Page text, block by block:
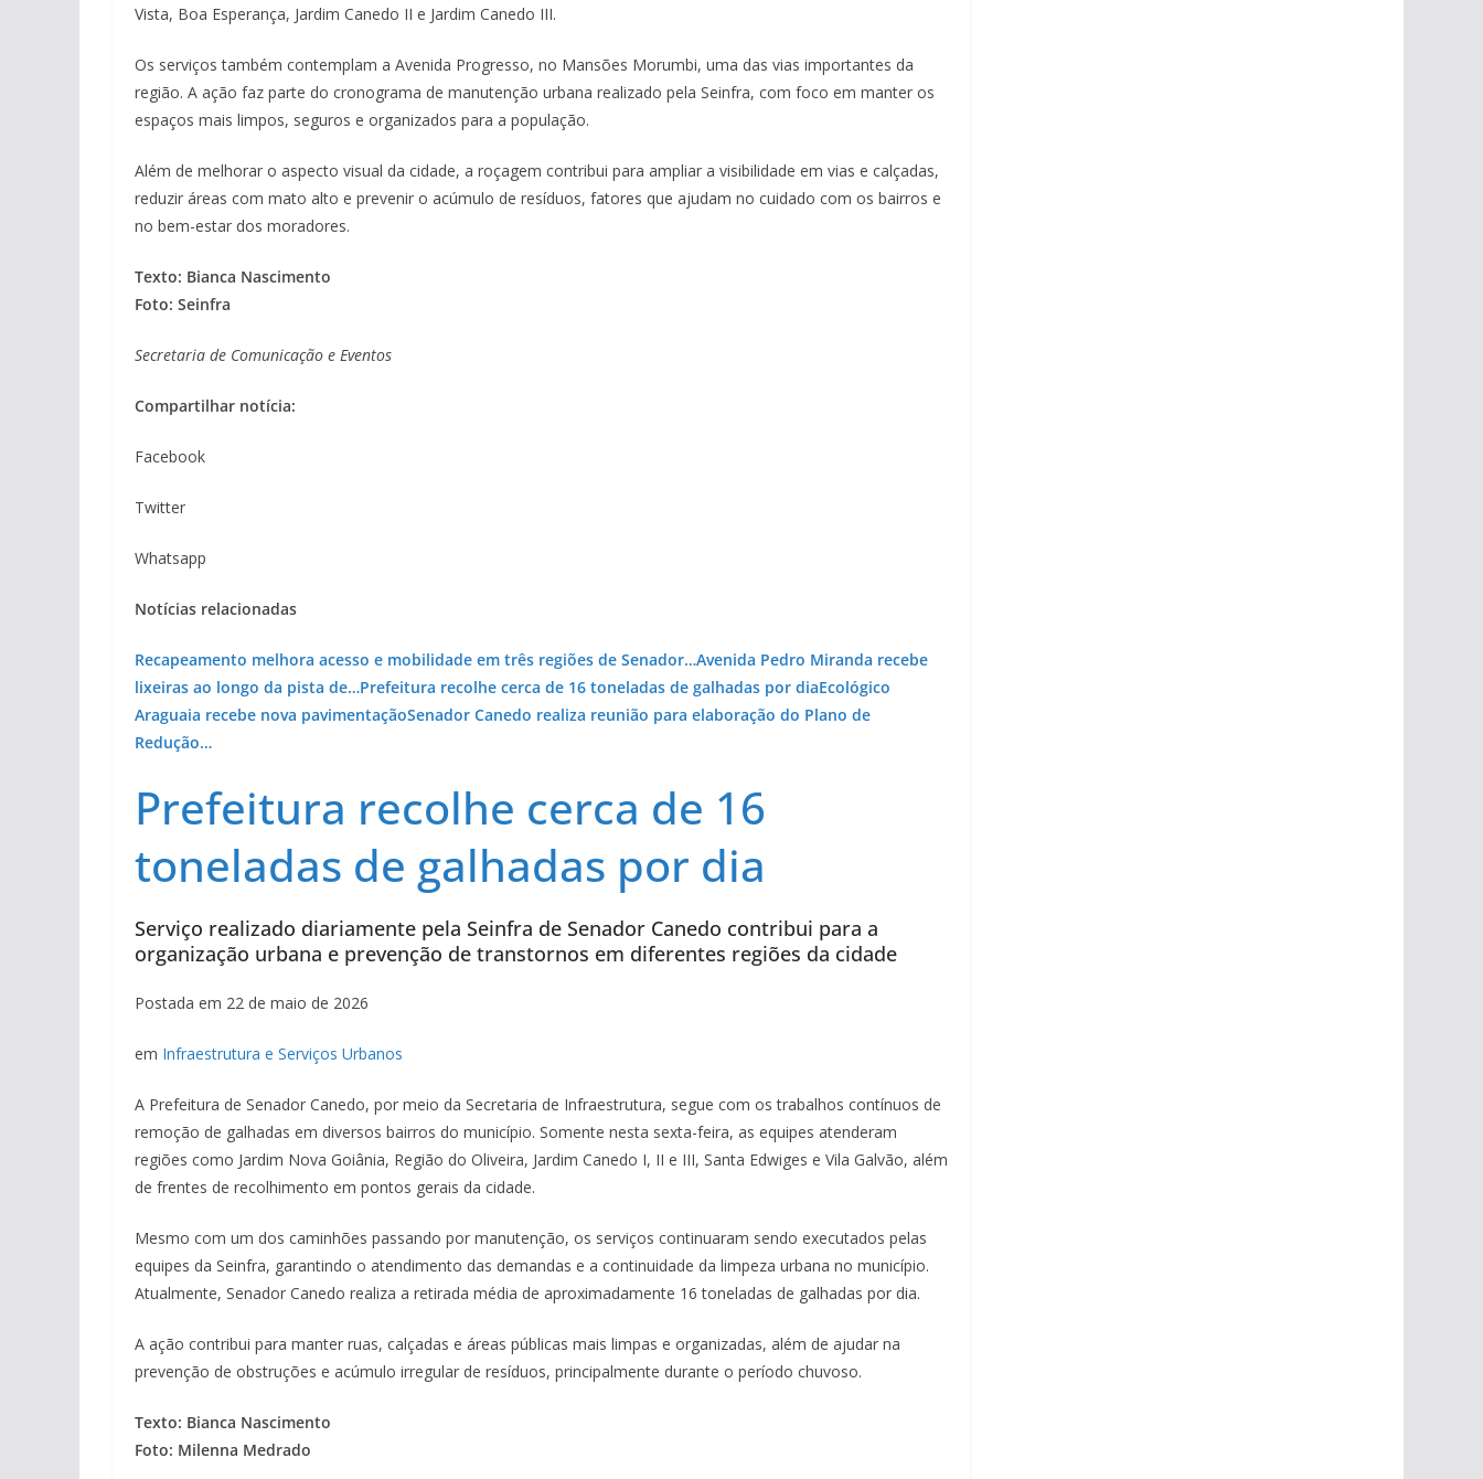
Vista, Boa Esperança, Jardim Canedo II e Jardim Canedo III.
Os serviços também contemplam a Avenida Progresso, no Mansões Morumbi, uma das vias importantes da
região. A ação faz parte do cronograma de manutenção urbana realizado pela Seinfra, com foco em manter os
espaços mais limpos, seguros e organizados para a população.
Além de melhorar o aspecto visual da cidade, a roçagem contribui para ampliar a visibilidade em vias e calçadas,
reduzir áreas com mato alto e prevenir o acúmulo de resíduos, fatores que ajudam no cuidado com os bairros e
no bem-estar dos moradores.
Texto: Bianca Nascimento
Foto: Seinfra
Secretaria de Comunicação e Eventos
Compartilhar notícia:
Facebook
Twitter
Whatsapp
Notícias relacionadas
Recapeamento melhora acesso e mobilidade em três regiões de Senador…Avenida Pedro Miranda recebe
lixeiras ao longo da pista de…Prefeitura recolhe cerca de 16 toneladas de galhadas por diaEcológico
Araguaia recebe nova pavimentaçãoSenador Canedo realiza reunião para elaboração do Plano de
Redução…
Prefeitura recolhe cerca de 16
toneladas de galhadas por dia
Serviço realizado diariamente pela Seinfra de Senador Canedo contribui para a
organização urbana e prevenção de transtornos em diferentes regiões da cidade
Postada em 22 de maio de 2026
em Infraestrutura e Serviços Urbanos
A Prefeitura de Senador Canedo, por meio da Secretaria de Infraestrutura, segue com os trabalhos contínuos de
remoção de galhadas em diversos bairros do município. Somente nesta sexta-feira, as equipes atenderam
regiões como Jardim Nova Goiânia, Região do Oliveira, Jardim Canedo I, II e III, Santa Edwiges e Vila Galvão, além
de frentes de recolhimento em pontos gerais da cidade.
Mesmo com um dos caminhões passando por manutenção, os serviços continuaram sendo executados pelas
equipes da Seinfra, garantindo o atendimento das demandas e a continuidade da limpeza urbana no município.
Atualmente, Senador Canedo realiza a retirada média de aproximadamente 16 toneladas de galhadas por dia.
A ação contribui para manter ruas, calçadas e áreas públicas mais limpas e organizadas, além de ajudar na
prevenção de obstruções e acúmulo irregular de resíduos, principalmente durante o período chuvoso.
Texto: Bianca Nascimento
Foto: Milenna Medrado